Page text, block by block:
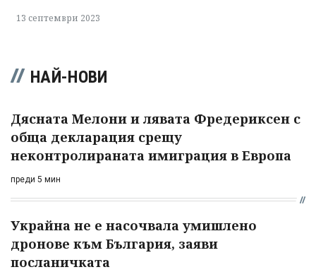
13 септември 2023
НАЙ-НОВИ
Дясната Мелони и лявата Фредериксен с
обща декларация срещу
неконтролираната имиграция в Европа
преди 5 мин
Украйна не е насочвала умишлено
дронове към България, заяви
посланичката